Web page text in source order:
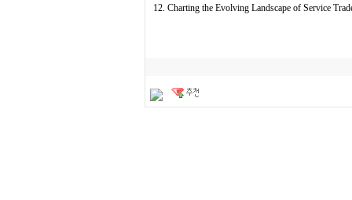
12. Charting the Evolving Landscape of Service